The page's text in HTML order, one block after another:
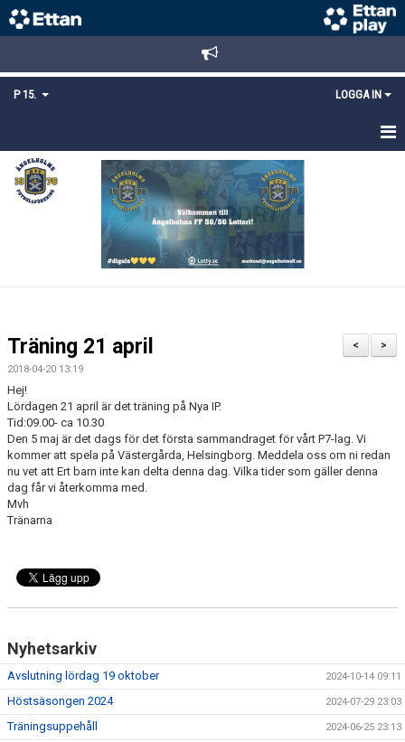
P 15. LOGGA IN
HEM
TRUPPEN
MEDLEMSANMÄLAN
>
<
Träning 21 april
2018-04-20 13:19
Hej!
Lördagen 21 april är det träning på Nya IP.
Tid:09.00- ca 10.30
Den 5 maj är det dags för det första sammandraget för vårt P7-lag. Vi
kommer att spela på Västergårda, Helsingborg. Meddela oss om ni redan
nu vet att Ert barn inte kan delta denna dag. Vilka tider som gäller denna
dag får vi återkomma med.
Mvh
Tränarna
Nyhetsarkiv
Avslutning lördag 19 oktober 2024-10-14 09:11
Höstsäsongen 2024 2024-07-29 23:03
Träningsuppehåll 2024-06-25 23:13